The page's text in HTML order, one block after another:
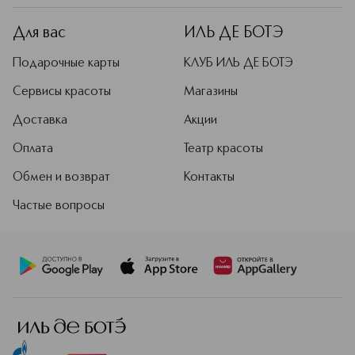
Lake (Ci 15985)]
Для вас
Подарочные карты
Сервисы красоты
Доставка
Оплата
Обмен и возврат
Частые вопросы
ИЛЬ ДЕ БОТЭ
КЛУБ ИЛЬ ДЕ БОТЭ
Магазины
Акции
Театр красоты
Контакты